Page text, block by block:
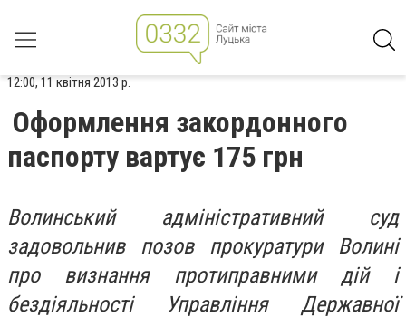
12:00, 11 квітня 2013 р.
Оформлення закордонного
паспорту вартує 175 грн
Волинський адміністративний суд
задовольнив позов прокуратури Волині
про визнання протиправними дій і
бездіяльності Управління Державної